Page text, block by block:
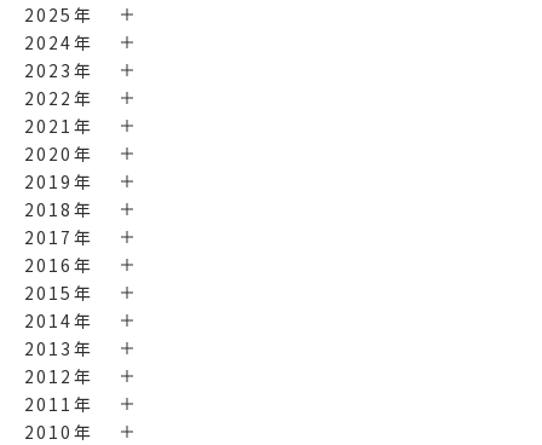
2025年
2024年
2023年
2022年
2021年
2020年
2019年
2018年
2017年
2016年
2015年
2014年
2013年
2012年
2011年
2010年